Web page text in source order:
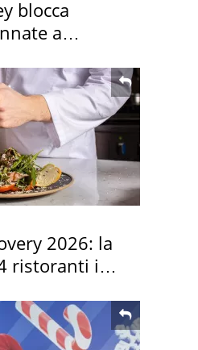
blocca
a
2026: la
ristoranti in